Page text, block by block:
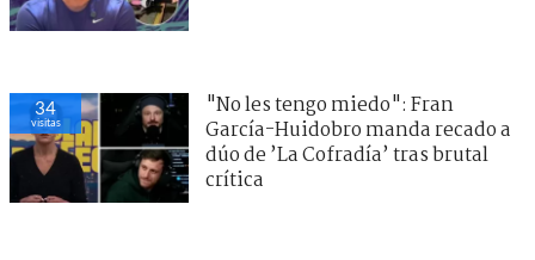
34
visitas
"No les tengo miedo": Fran
García-Huidobro manda recado a
dúo de ’La Cofradía’ tras brutal
crítica